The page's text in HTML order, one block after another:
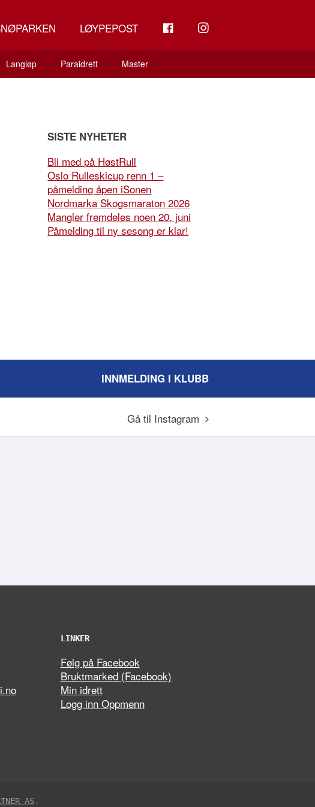
LØYPEPOST INSTAGRAM
Langløp Paraidrett Master
SISTE NYHETER
Bli med på HøstRull
Oslo Rulleskicup renn 1 –
påmelding åpen iSonen
Nordmarka Skogsmaraton 2026
Mangler fremdeles noen 20. juni
Påmelding til ny sesong er klar!
INNMELDING I KLUBB
Gå til Instagram
LINKER
Følg på Facebook
Bruktmarked (Facebook)
Min idrett
Logg inn Oppmenn
AS.